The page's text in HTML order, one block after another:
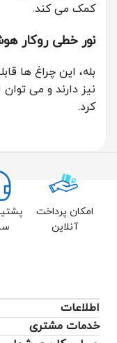
کمک می کند.
نور خطی روکار
بله، این چراغ ها
نیز دارند و می
کرد.
امکان پرداخت
آنلاین
اطلاعات
خدمات مشتری